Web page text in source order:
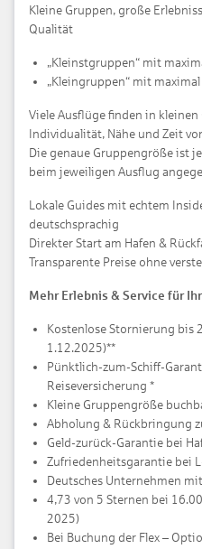
Kleine Gruppen, große
Qualität
„Kleinstgruppen“ mit
„Kleingruppen“ mit
Viele Ausflüge finden in
Individualität, Nähe und Zeit
Die genaue Gruppengröße ist
beim jeweiligen Ausflug
Lokale Guides mit echtem
deutschsprachig
Direkter Start am Hafen &
Transparente Preise ohne
Mehr Erlebnis & Service für
Kostenlose Stornierung bis
1.12.2025)**
Pünktlich-zum-Schiff-
Reiseversicherung *
Kleine Gruppengröße
Abholung & Rückbringung
Geld-zurück-Garantie bei
Zufriedenheitsgarantie bei
Deutsches Unternehmen
4,73 von 5 Sternen bei
2025)
Bei Buchung der Flex –